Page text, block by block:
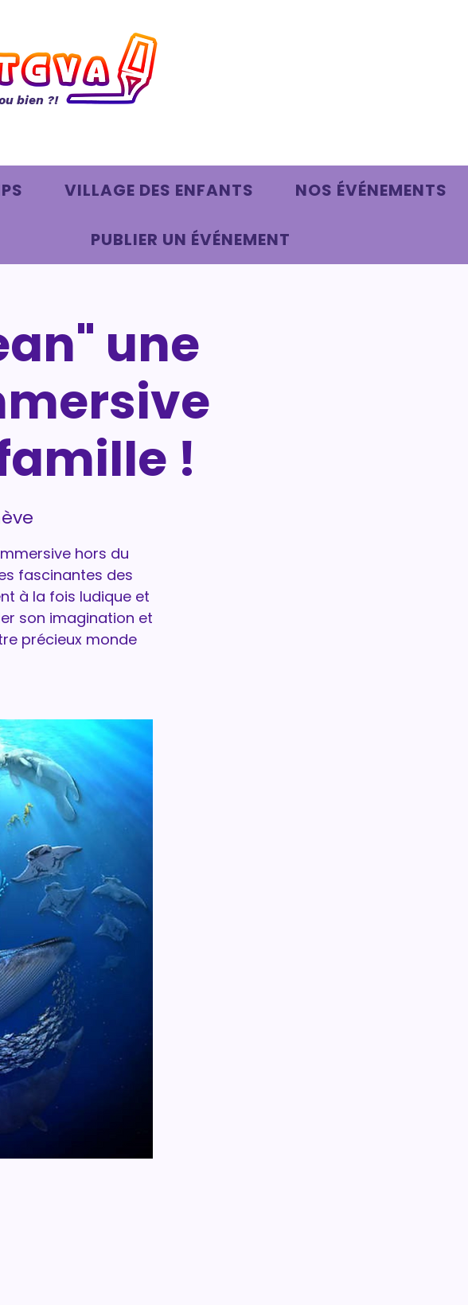
bien ?!
VILLAGE DES ENFANTS NOS ÉVÉNEMENTS
PUBLIER UN ÉVÉNEMENT
une
!
hors du
fascinantes des
à la fois ludique et
son imagination et
précieux monde